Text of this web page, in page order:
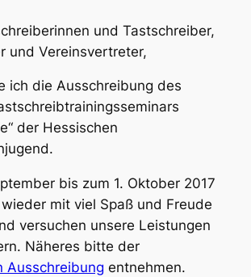
und Tastschreiber,
und Vereinsvertreter,
ich die Ausschreibung des
der Hessischen
bis zum 1. Oktober 2017
mit viel Spaß und Freude
versuchen unsere Leistungen
Näheres bitte der
Ausschreibung entnehmen.